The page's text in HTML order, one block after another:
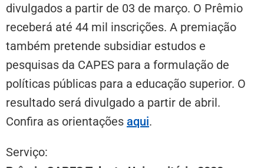
divulgados a partir de 03 de março. O Prêmio
receberá até 44 mil inscrições. A premiação
também pretende subsidiar estudos e
pesquisas da CAPES para a formulação de
políticas públicas para a educação superior. O
resultado será divulgado a partir de abril.
Confira as orientações aqui.
Serviço: